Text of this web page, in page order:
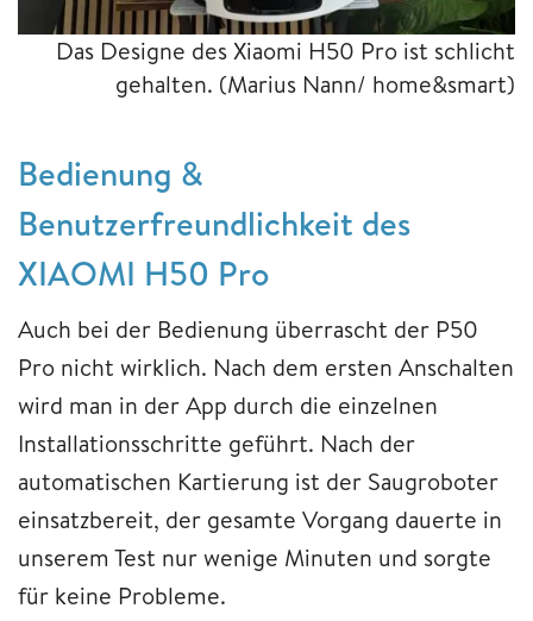
Das Designe des Xiaomi H50 Pro ist schlicht
gehalten. (Marius Nann/ home&smart)
Bedienung &
Benutzerfreundlichkeit des
XIAOMI H50 Pro
Auch bei der Bedienung überrascht der P50
Pro nicht wirklich. Nach dem ersten Anschalten
wird man in der App durch die einzelnen
Installationsschritte geführt. Nach der
automatischen Kartierung ist der Saugroboter
einsatzbereit, der gesamte Vorgang dauerte in
unserem Test nur wenige Minuten und sorgte
für keine Probleme.